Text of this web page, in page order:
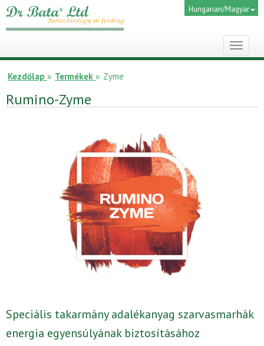
Hungarian/Magyar
Toggle
Kezdőlap » Termékek » Zyme
Rumino-Zyme
Speciális takarmány adalékanyag szarvasmarhák
energia egyensúlyának biztosításához